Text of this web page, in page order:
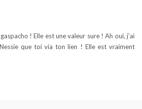
! Elle est une valeur sure ! Ah oui, j’ai
que toi via ton lien ! Elle est vraiment